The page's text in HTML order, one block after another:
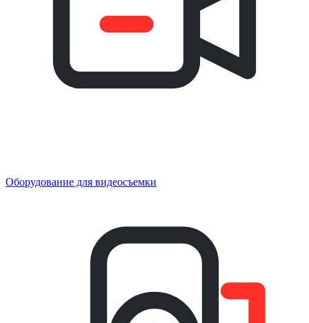
Оборудование для видеосъемки